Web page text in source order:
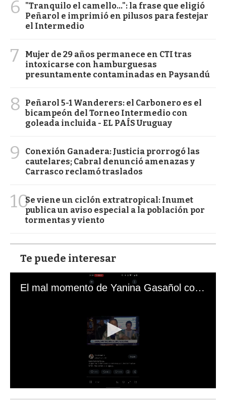
6
"Tranquilo el camello...": la frase que eligió
Peñarol e imprimió en pilusos para festejar
el Intermedio
7
Mujer de 29 años permanece en CTI tras
intoxicarse con hamburguesas
presuntamente contaminadas en Paysandú
8
Peñarol 5-1 Wanderers: el Carbonero es el
bicampeón del Torneo Intermedio con
goleada incluida - EL PAÍS Uruguay
9
Conexión Ganadera: Justicia prorrogó las
cautelares; Cabral denunció amenazas y
Carrasco reclamó traslados
10Se viene un ciclón extratropical: Inumet
publica un aviso especial a la población por
tormentas y viento
Te puede interesar
El mal momento de Yanina Gasañol con un hincha argentino en "Subrayado"
s